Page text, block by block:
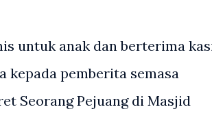
untuk anak dan berterima
kepada pemberita semasa
Seorang Pejuang di Masjid